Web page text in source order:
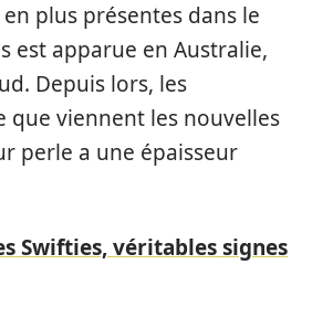
plus présentes dans le
est apparue en Australie,
Depuis lors, les
que viennent les nouvelles
perle a une épaisseur
Swifties, véritables signes